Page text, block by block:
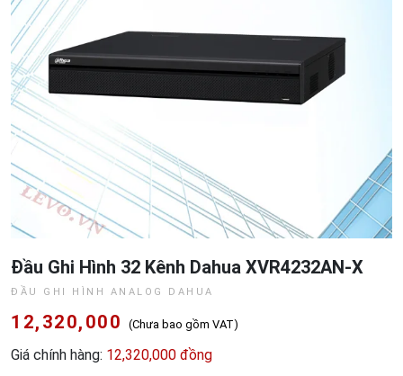
Đầu Ghi Hình 32 Kênh Dahua XVR4232AN-X
ĐẦU GHI HÌNH ANALOG DAHUA
12,320,000 (Chưa bao gồm VAT)
Giá chính hàng: 12,320,000 đồng